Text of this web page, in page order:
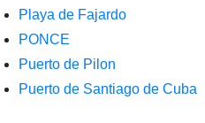
Playa de Fajardo
PONCE
Puerto de Pilon
Puerto de Santiago de Cuba